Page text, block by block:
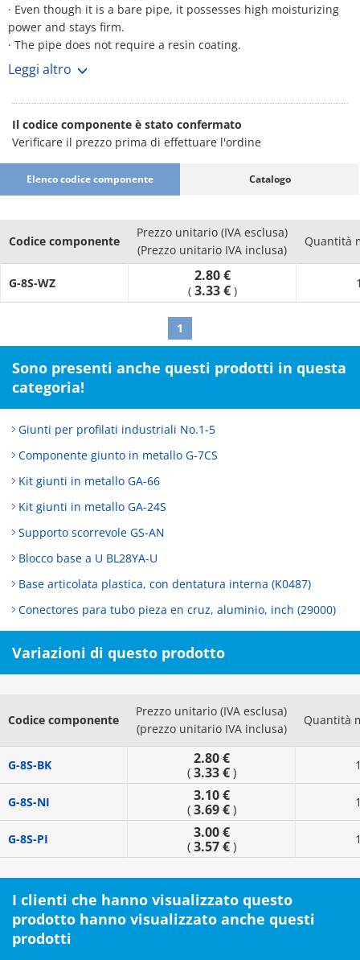
· Even though it is a bare pipe, it possesses high moisturizing
power and stays firm.
· The pipe does not require a resin coating.
· The joint force towards the resin pipe increases by
approximately 37. 5%.
Leggi altro
Il codice componente è stato confermato
Verificare il prezzo prima di effettuare l'ordine
Elenco codice componente Catalogo
Codice componente
Prezzo unitario (IVA esclusa)
(Prezzo unitario IVA inclusa)
Quantità
G-8S-WZ 2.80 €
( 3.33 € )
1
Sono presenti anche questi prodotti in questa
categoria!
Giunti per profilati industriali No.1-5
Componente giunto in metallo G-7CS
Kit giunti in metallo GA-66
Kit giunti in metallo GA-24S
Supporto scorrevole GS-AN
Blocco base a U BL28YA-U
Base articolata plastica, con dentatura interna (K0487)
Conectores para tubo pieza en cruz, aluminio, inch (29000)
Variazioni di questo prodotto
Codice componente
Prezzo unitario (IVA esclusa)
(prezzo unitario IVA inclusa)
Quantità
G-8S-BK 2.80 €
( 3.33 €)
G-8S-NI 3.10 €
( 3.69 €)
G-8S-PI 3.00 €
( 3.57 €)
I clienti che hanno visualizzato questo
prodotto hanno visualizzato anche questi
prodotti